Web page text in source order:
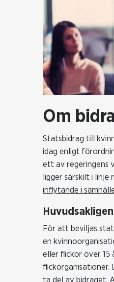
Om
Statsbidrag till
idag enligt
ett av regeringens
ligger särskilt i
inflytande i
För att beviljas
en
eller flickor över 15
flickorganisationer.
ta del av bidraget.